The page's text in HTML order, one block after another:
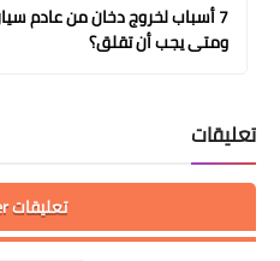
7 أسباب لخروج دخان من عادم
ومتى يجب أن تقلق؟
تعليقات
تعليقات Blogger